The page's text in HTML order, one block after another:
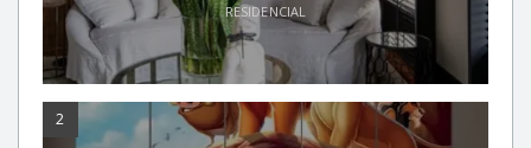
RESIDENCIAL
2